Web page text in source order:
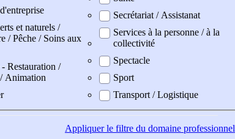
et naturels /
/ Pêche / Soins aux
Restauration /
Animation
Secrétariat / Assistanat
Services à la personne / à la
collectivité
Spectacle
Sport
Transport / Logistique
Appliquerle filtre du domaine professionnel